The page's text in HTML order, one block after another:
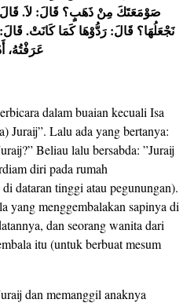
صَوْمَعَتَكَ مِنْ ذَهَبٍ؟ قَالَ: لاَ.
نَجْعَلُهَا؟ قَالَ: رَدُّوْهَا كَمَا كَانَتْ.
عَرَفْتُهُ،
dalam buaian kecuali Isa
Juraij”. Lalu ada yang bertanya:
Beliau lalu bersabda: ”Juraij
diri pada rumah
dataran tinggi atau pegunungan).
yang menggembalakan sapinya di
dan seorang wanita dari
itu (untuk berbuat mesum
dan memanggil anaknya